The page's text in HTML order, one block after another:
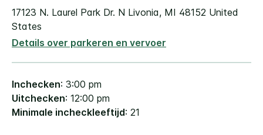
17123 N. Laurel Park Dr. N Livonia, MI 48152 United
States
Details over parkeren en vervoer
Inchecken: 3:00 pm
Uitchecken: 12:00 pm
Minimale incheckleeftijd: 21